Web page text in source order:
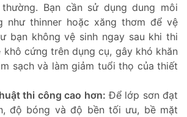
Bạn cần sử dụng dung môi
như thinner hoặc xăng thơm để vệ
bạn không vệ sinh ngay sau khi thi
khô cứng trên dụng cụ, gây khó khăn
sạch và làm giảm tuổi thọ của thiết
thi công cao hơn: Để lớp sơn đạt
độ bóng và độ bền tối ưu, bề mặt